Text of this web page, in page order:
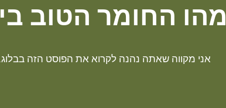
מהו החומר הטוב
אני מקווה שאתה נהנה לקרוא את הפוסט הזה